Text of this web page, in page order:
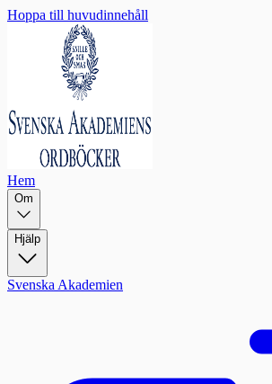
Hoppa till huvudinnehåll
Hem
Om
Hjälp
Svenska Akademien